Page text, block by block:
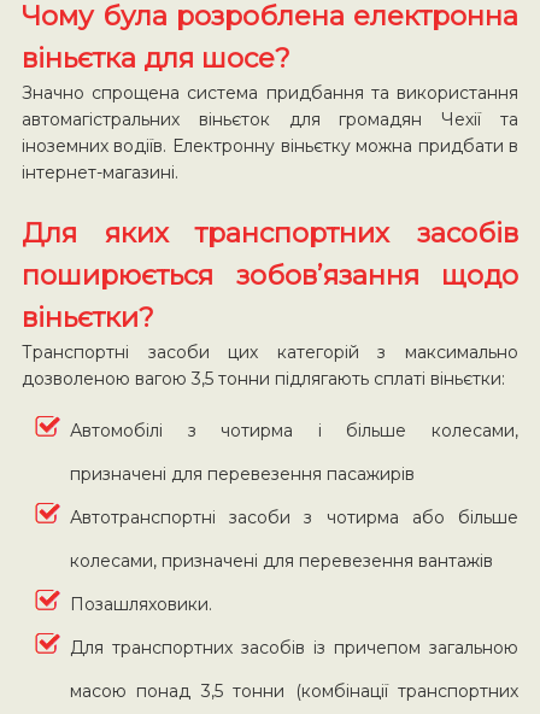
Чому була розроблена електронна
віньєтка для шосе?
Значно спрощена система придбання та використання
автомагістральних віньєток для громадян Чехії та
іноземних водіїв. Електронну віньєтку можна придбати в
інтернет-магазині.
Для яких транспортних засобів
поширюється зобов’язання щодо
віньєтки?
Транспортні засоби цих категорій з максимально
дозволеною вагою 3,5 тонни підлягають сплаті віньєтки:
Автомобілі з чотирма і більше колесами,
призначені для перевезення пасажирів
Автотранспортні засоби з чотирма або більше
колесами, призначені для перевезення вантажів
Позашляховики.
Для транспортних засобів із причепом загальною
масою понад 3,5 тонни (комбінації транспортних